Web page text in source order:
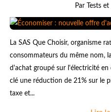
Par Tests
La SAS Que Choisir, organisme
consommateurs du même nom,
d'achat groupé sur l'électricité
clé une réduction de 21% sur le
taxe et...